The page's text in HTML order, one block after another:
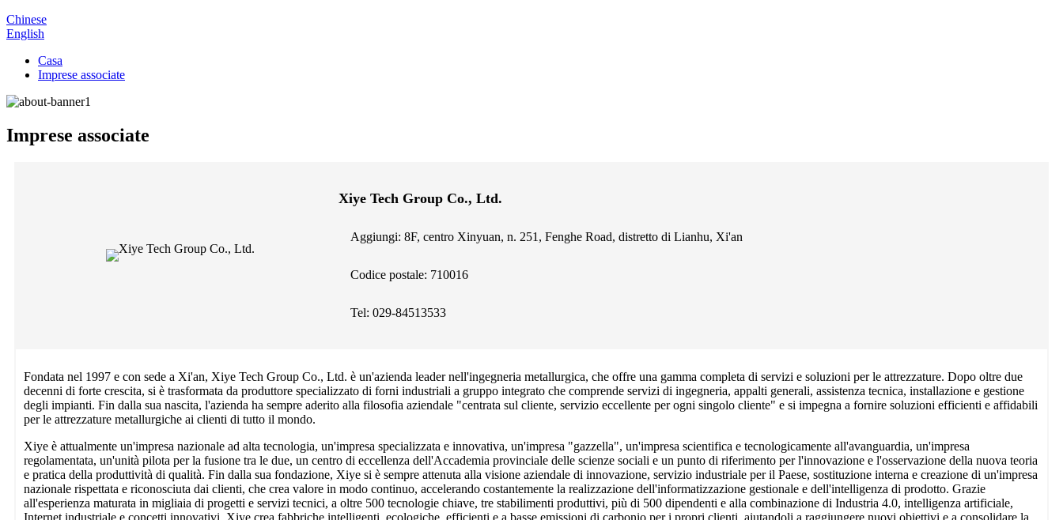
Chinese
English
Casa
Imprese associate
Imprese associate
Xiye Tech Group Co., Ltd.
Aggiungi: 8F, centro Xinyuan, n. 251, Fenghe Road, distretto di Lianhu, Xi'an
Codice postale: 710016
Tel: 029-84513533
Fondata nel 1997 e con sede a Xi'an, Xiye Tech Group Co., Ltd. è un'azienda leader nell'ingegneria metallurgica, che offre una gamma completa di servizi e soluzioni per le attrezzature. Dopo oltre due
decenni di forte crescita, si è trasformata da produttore specializzato di forni industriali a gruppo integrato che comprende servizi di ingegneria, appalti generali, assistenza tecnica, installazione e gestione
degli impianti. Fin dalla sua nascita, l'azienda ha sempre aderito alla filosofia aziendale "centrata sul cliente, servizio eccellente per ogni singolo cliente" e si impegna a fornire soluzioni efficienti e affidabili
per le attrezzature metallurgiche ai clienti di tutto il mondo.
Xiye è attualmente un'impresa nazionale ad alta tecnologia, un'impresa specializzata e innovativa, un'impresa "gazzella", un'impresa scientifica e tecnologicamente all'avanguardia, un'impresa
regolamentata, un'unità pilota per la fusione tra le due, un centro di eccellenza dell'Accademia provinciale delle scienze sociali e un punto di riferimento per l'innovazione e l'osservazione della nuova teoria
e pratica della produttività di qualità. Fin dalla sua fondazione, Xiye si è sempre attenuta alla visione aziendale di innovazione, servizio industriale per il Paese, sostituzione interna e creazione di un'impresa
nazionale rispettata e riconosciuta dai clienti, che crea valore in modo continuo, accelerando costantemente la realizzazione dell'informatizzazione gestionale e dell'intelligenza di prodotto. Grazie
all'esperienza maturata in migliaia di progetti e servizi tecnici, a oltre 500 tecnologie chiave, tre stabilimenti produttivi, più di 500 dipendenti e alla combinazione di Industria 4.0, intelligenza artificiale,
Internet industriale e concetti innovativi, Xiye crea fabbriche intelligenti, ecologiche, efficienti e a basse emissioni di carbonio per i propri clienti, aiutandoli a raggiungere nuovi obiettivi e a consolidare la